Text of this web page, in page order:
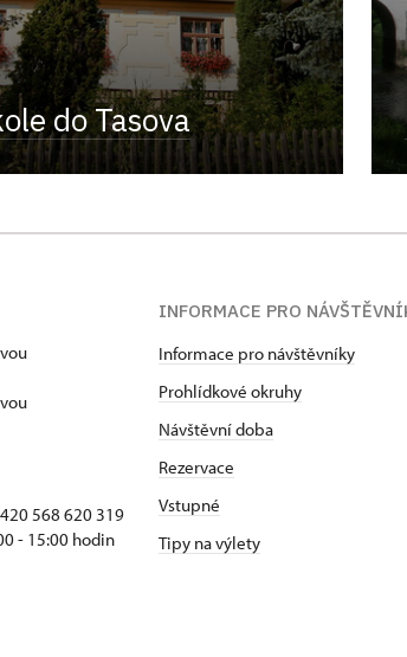
do Tasova
568 620 319
- 15:00 hodin
INFORMACE PRO
Informace pro návštěvníky
Prohlídkové okruhy
Návštěvní doba
Rezervace
Vstupné
Tipy na výlety